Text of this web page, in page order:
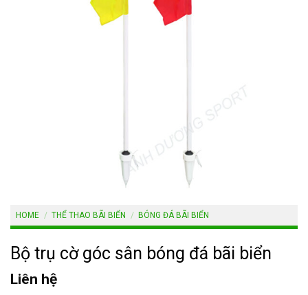
HOME / THỂ THAO BÃI BIỂN / BÓNG ĐÁ BÃI BIỂN
Bộ trụ cờ góc sân bóng đá bãi biển
Liên hệ